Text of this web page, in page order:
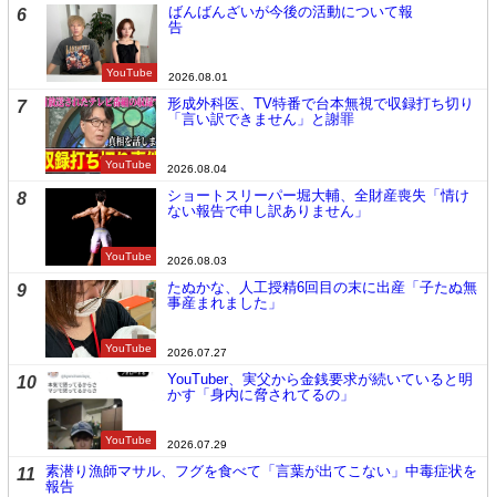
6
YouTube
ばんばんざいが今後の活動について報
告
2026.08.01
7
YouTube
形成外科医、TV特番で台本無視で収録打ち切り
「言い訳できません」と謝罪
2026.08.04
8
YouTube
ショートスリーパー堀大輔、全財産喪失「情け
ない報告で申し訳ありません」
2026.08.03
9
YouTube
たぬかな、人工授精6回目の末に出産「子たぬ無
事産まれました」
2026.07.27
10
YouTube
YouTuber、実父から金銭要求が続いていると明
かす「身内に脅されてるの」
2026.07.29
11
素潜り漁師マサル、フグを食べて「言葉が出てこない」中毒症状を
報告